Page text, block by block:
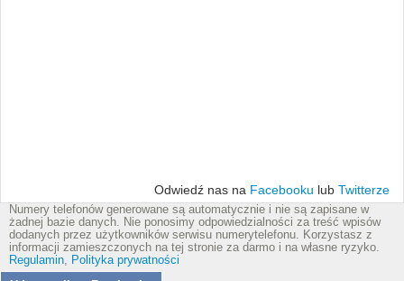
Odwiedź nas na Facebooku lub Twitterze
Numery telefonów generowane są automatycznie i nie są zapisane w
żadnej bazie danych. Nie ponosimy odpowiedzialności za treść wpisów
dodanych przez użytkowników serwisu numerytelefonu. Korzystasz z
informacji zamieszczonych na tej stronie za darmo i na własne ryzyko.
Regulamin, Polityka prywatności